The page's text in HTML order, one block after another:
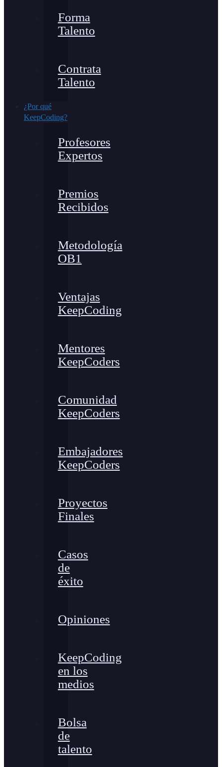
Forma
Talento
Contrata
Talento
¿Por qué
KeepCoding?
Profesores
Expertos
Premios
Recibidos
Metodología
OB1
Ventajas
KeepCoding
Mentores
KeepCoders
Comunidad
KeepCoders
Embajadores
KeepCoders
Proyectos
Finales
Casos
de
éxito
Opiniones
KeepCoding
en los
medios
Bolsa
de
talento